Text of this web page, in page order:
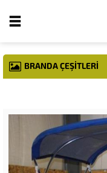
BRANDA ÇEŞITLERI